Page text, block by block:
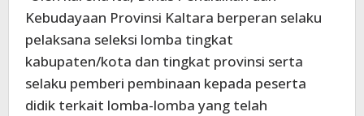
Kebudayaan Provinsi Kaltara berperan selaku
pelaksana seleksi lomba tingkat
kabupaten/kota dan tingkat provinsi serta
selaku pemberi pembinaan kepada peserta
didik terkait lomba-lomba yang telah